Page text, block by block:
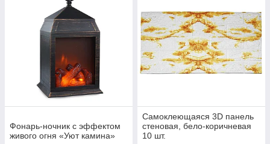
Фонарь-ночник с эффектом
живого огня «Уют камина»
Самоклеющаяся 3D панель
стеновая, бело-коричневая
10 шт.